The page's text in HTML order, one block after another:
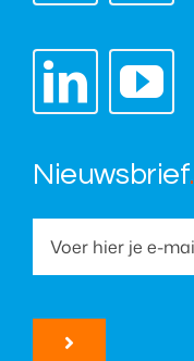
Nieuwsbrief.